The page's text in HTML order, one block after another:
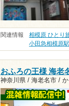
関連情報 相模原 ひとり
小田急相模原駅
おふろの王様 海老
神奈川県 / 海老名市 /